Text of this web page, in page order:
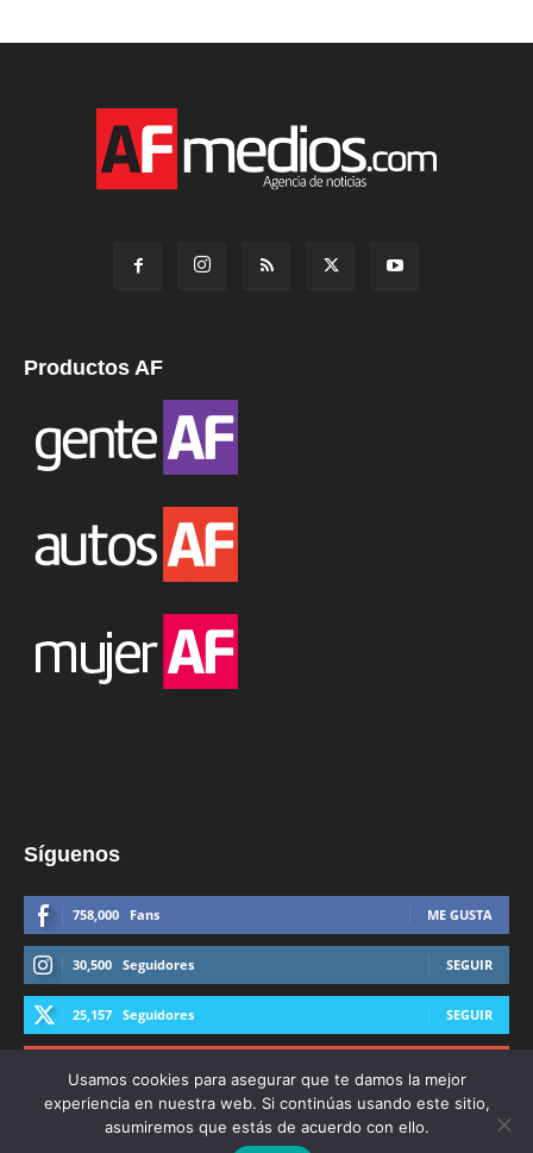
Productos AF
Síguenos
758,000 Fans ME GUSTA
30,500 Seguidores SEGUIR
25,157 Seguidores SEGUIR
Usamos cookies para asegurar que te damos la mejor
experiencia en nuestra web. Si continúas usando este sitio,
asumiremos que estás de acuerdo con ello.